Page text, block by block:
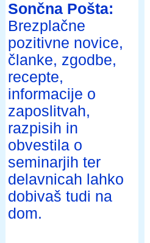
Sončna Pošta:
Brezplačne
pozitivne novice,
članke, zgodbe,
recepte,
informacije o
zaposlitvah,
razpisih in
obvestila o
seminarjih ter
delavnicah lahko
dobivaš tudi na
dom.